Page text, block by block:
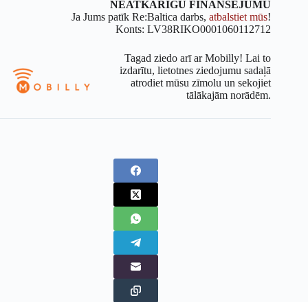
NEATKARĪGU FINANSĒJUMU
Ja Jums patīk Re:Baltica darbs,atbalstiet mūs!
Konts: LV38RIKO0001060112712
Tagad ziedo arī ar Mobilly! Lai to
izdarītu, lietotnes ziedojumu sadaļā
atrodiet mūsu zīmolu un sekojiet
tālākajām norādēm.